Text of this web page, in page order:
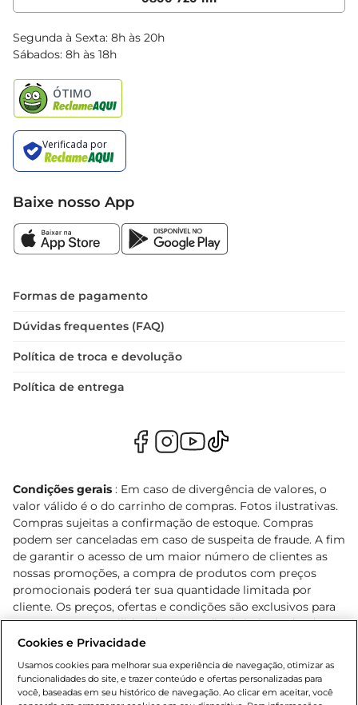
Clube Bretas
Blog Bretas
Black Friday
Segunda à Sexta: 8h às 20h
Sábados: 8h às 18h
Baixe nosso App
Formas de pagamento
Dúvidas frequentes (FAQ)
Política de troca e devolução
Política de entrega
Condições gerais : Em caso de divergência de valores, o
valor válido é o do carrinho de compras. Fotos ilustrativas.
Compras sujeitas a confirmação de estoque. Compras
podem ser canceladas em caso de suspeita de fraude. A fim
de garantir o acesso de um maior número de clientes as
nossas promoções, a compra de produtos com preços
promocionais poderá ter sua quantidade limitada por
cliente. Os preços, ofertas e condições são exclusivos para
o e-commerce e válidos durante o dia de hoje, podendo
sofrer alterações sem prévia notificação. Proibida a venda
Lei n.º 8069/90, art. 81, inciso II (Estatuto da Criança e do
Adolescente). Preços e condições exclusivos para o
Cookies e Privacidade
Usamos cookies para melhorar sua experiência de navegação, otimizar as
funcionalidades do site, e trazer conteúdo e ofertas personalizadas para
você, baseadas em seu histórico de navegação. Ao clicar em aceitar, você